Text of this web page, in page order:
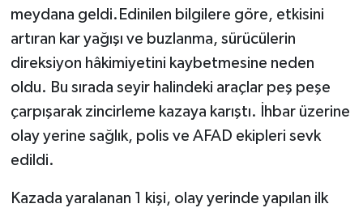
meydana geldi.Edinilen bilgilere göre, etkisini
artıran kar yağışı ve buzlanma, sürücülerin
direksiyon hâkimiyetini kaybetmesine neden
oldu. Bu sırada seyir halindeki araçlar peş peşe
çarpışarak zincirleme kazaya karıştı. İhbar üzerine
olay yerine sağlık, polis ve AFAD ekipleri sevk
edildi.
Kazada yaralanan 1 kişi, olay yerinde yapılan ilk